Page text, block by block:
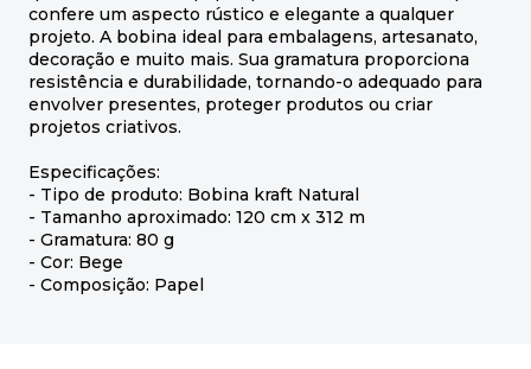
confere um aspecto rústico e elegante a qualquer
projeto. A bobina ideal para embalagens, artesanato,
decoração e muito mais. Sua gramatura proporciona
resistência e durabilidade, tornando-o adequado para
envolver presentes, proteger produtos ou criar
projetos criativos.
Especificações:
- Tipo de produto: Bobina kraft Natural
- Tamanho aproximado: 120 cm x 312 m
- Gramatura: 80 g
- Cor: Bege
- Composição: Papel